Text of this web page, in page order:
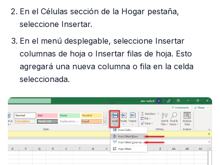
En el Células sección de la Hogar pestaña,
seleccione Insertar.
En el menú desplegable, seleccione Insertar
columnas de hoja o Insertar filas de hoja. Esto
agregará una nueva columna o fila en la celda
seleccionada.